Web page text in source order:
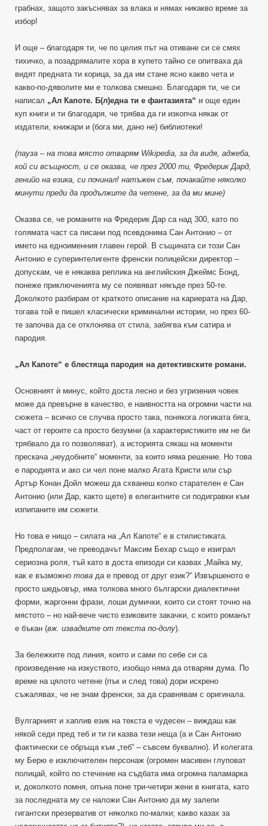
грабнах, защото закъснявах за влака и нямах никакво време за
избор!
И още – благодаря ти, че по целия път на отиване си се смях
тихичко, а позадрямалите хора в купето тайно се опитваха да
видят предната ти корица, за да им стане ясно какво чета и
какво-по-дяволите ми е толкова смешно. Благодаря ти, че си
написал „Ал Капоте. Б(л)една ти е фантазията“ и още един
куп книги и ти благодаря, че трябва да ги изкопча някак от
издатели, книжари и (бога ми, дано не) библиотеки!
(пауза – на това място отварям Wikipedia , за да видя, аджеба,
кой си всъщност, и се оказва, че през 2000 ти, Фредерик Дард,
генийо на езика, си починал! натъжен съм, почакайте няколко
минути преди да продължите да четене, за да ми мине)
Оказва се, че романите на Фредерик Дар са над 300, като по
голямата част са писани под псевдонима Сан Антонио – от
името на едноименния главен герой. В същината си този Сан
Антонио е суперинтелигенте френски полицейски директор –
допускам, че е някаква реплика на английския Джеймс Бонд,
понеже приключенията му се появяват някъде през 50-те.
Доколкото разбирам от краткото описание на кариерата на Дар,
тогава той е пишел класически криминални истории, но през 60-
те започва да се отклонява от стила, забягва към сатира и
пародия.
„Ал Капоте“ е блестяща пародия на детективските романи.
Основният ѝ минус, който доста лесно и без угризения човек
може да превърне в качество, е наивността на огромни части на
сюжета – всичко се случва просто така, понякога логиката бяга,
част от героите са просто безумни (а характеристиките им не би
трябвало да го позволяват), а историята сякаш на моменти
прескача „неудобните“ моменти, за които няма решение. Но това
е пародията и ако си чел поне малко Агата Кристи или сър
Артър Конан Дойл можеш да схванеш колко старателен е Сан
Антонио (или Дар, както щете) в елегантните си подигравки към
изпипаните им сюжети.
Но това е нищо – силата на „Ал Капоте“ е в стилистиката.
Предполагам, че преводачът Максим Бехар също е изиграл
сериозна роля, тъй като в доста епизоди си казвах „Майка му,
как е възможно това да е превод от друг език?“ Извършеното е
просто шедьовър, има толкова много български диалектични
форми, жаргонни фрази, лоши думички, които си стоят точно на
мястото – но най-вече чисто езиковите закачки, с които романът
е бъкан (вж. извадките от текста по-долу).
За бележките под линия, които и сами по себе си са
произведение на изкуството, изобщо няма да отварям дума. По
време на цялото четене (пък и след това) дори искрено
съжалявах, че не знам френски, за да сравнявам с оригинала.
Вулгарният и хаплив език на текста е чудесен – виждаш как
някой седи пред теб и ти ги казва тези неща (а и Сан Антонио
фактически се обръща към „теб“ – съвсем буквално). И колегата
му Берю е изключителен персонаж (огромен масивен глуповат
полицай, който по стечение на съдбата има огромна паламарка
и, доколкото помня, опъна поне три-четири жени в книгата, като
за последната му се наложи Сан Антонио да му залепи
гигантски презерватив от няколко по-малки; какво казах за